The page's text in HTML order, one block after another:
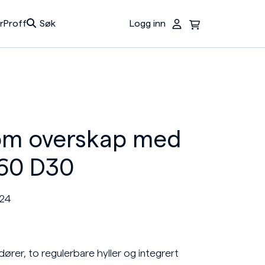
Proff Søk Logg inn
overskap med
D30
to regulerbare hyller og integrert